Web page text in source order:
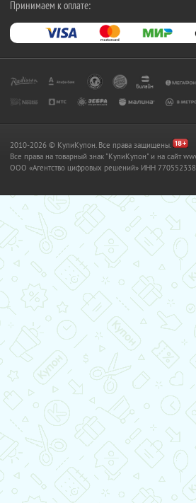
Принимаем к оплате:
2010-2026 © КупиКупон. Все права защищены.
Все права на товарный знак "КупиКупон" и на сайт
OOO «Агентство цифровых решений» ИНН